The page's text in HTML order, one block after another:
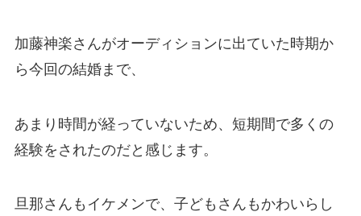
加藤神楽さんがオーディションに出ていた時期か
ら今回の結婚まで、
あまり時間が経っていないため、短期間で多くの
経験をされたのだと感じます。
旦那さんもイケメンで、子どもさんもかわいらし